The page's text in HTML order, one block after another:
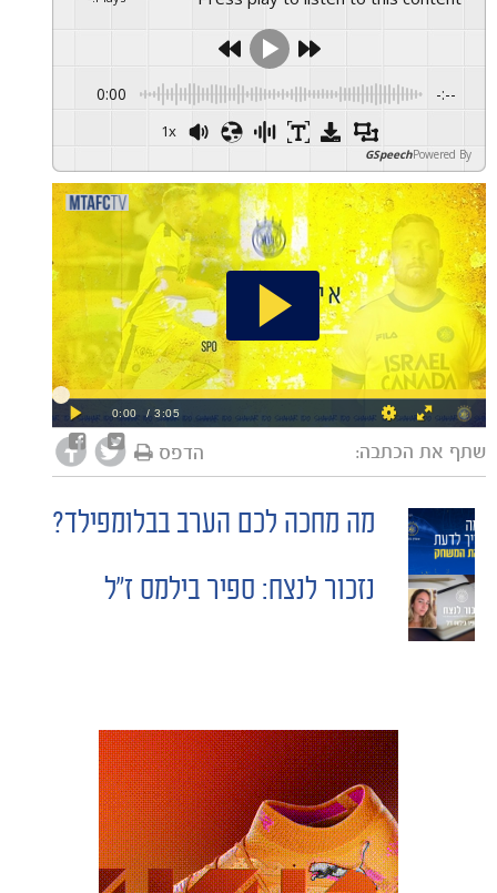
הקבוצות
0:00 -:--
1x
Powered By
GSpeech
שתף את הכתבה: הדפס
POST
NAVIGATION
מה מחכה לכם הערב בבלומפילד?
נזכור לנצח: ספיר בילמס ז"ל